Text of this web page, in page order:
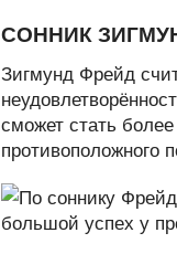
СОННИК
Зигмунд Фрейд
сможет стать
противоположного